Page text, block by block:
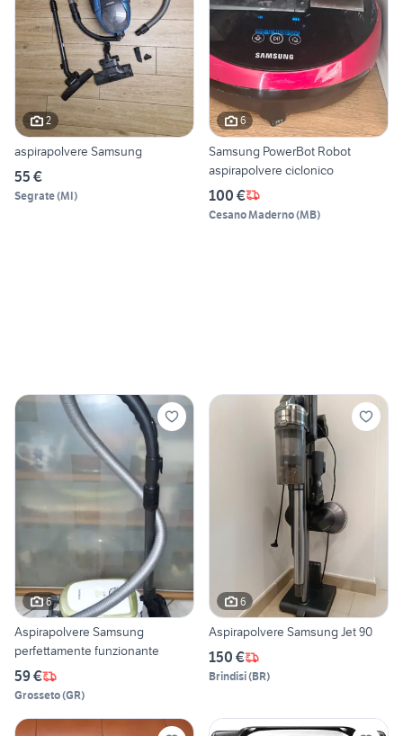
2
aspirapolvere Samsung
55 €
Segrate(MI)
6
Samsung PowerBot Robot
aspirapolvere ciclonico
100 €
Cesano Maderno(MB)
6
Aspirapolvere Samsung
perfettamente funzionante
59 €
Grosseto(GR)
6
Aspirapolvere Samsung Jet 90
150 €
Brindisi(BR)